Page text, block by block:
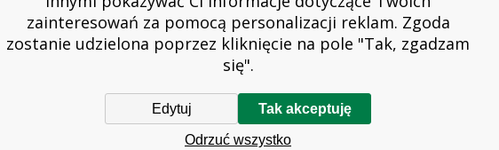
zobowiązany do wystawienia nabywcy paragonu. Jednocześnie jest zobowiązany
zainteresowań za pomocą personalizacji reklam. Zgoda
zostanie udzielona poprzez kliknięcie na pole "Tak, zgadzam
się".
Odrzuć wszystko
Tak akceptuję
Edytuj